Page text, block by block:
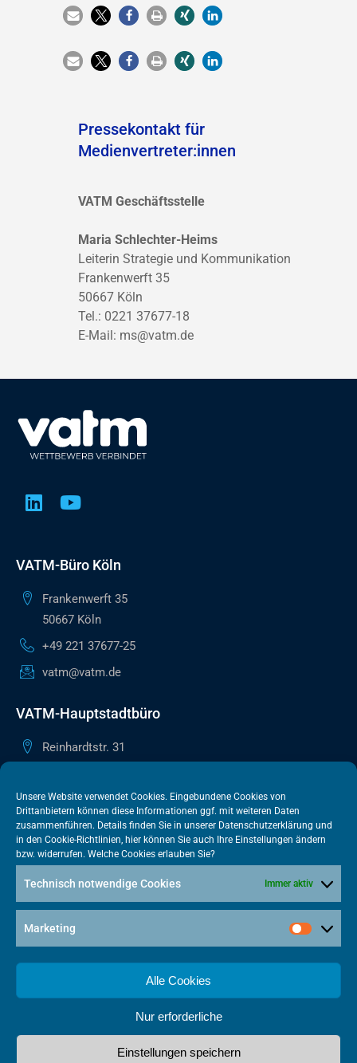
Unsere Website verwendet Cookies. Eingebundene Cookies von
Drittanbietern können diese Informationen ggf. mit weiteren Daten
zusammenführen. Details finden Sie in unserer Datenschutzerklärung und
in den Cookie-Richtlinien, hier können Sie auch Ihre Einstellungen ändern
bzw. widerrufen. Welche Cookies erlauben Sie?
Technisch notwendige Cookies Immer aktiv
Marketing
Alle Cookies
Nur erforderliche
Einstellungen speichern
Pressekontakt für
Medienvertreter:innen
VATM Geschäftsstelle
Maria Schlechter-Heims
Leiterin Strategie und Kommunikation
Frankenwerft 35
50667 Köln
Tel.: 0221 37677-18
E-Mail: ms@vatm.de
VATM-Büro Köln
Frankenwerft 35
50667 Köln
+49 221 37677-25
vatm@vatm.de
VATM-Hauptstadtbüro
Reinhardtstr. 31
+49 30 505615-38
berlin@vatm.de
VATM-Büro Brüssel